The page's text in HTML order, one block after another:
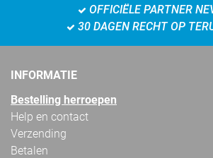
OFFICIËLE PARTNER
30 DAGEN RECHT OP
INFORMATIE
Bestelling herroepen
Help en contact
Verzending
Betalen